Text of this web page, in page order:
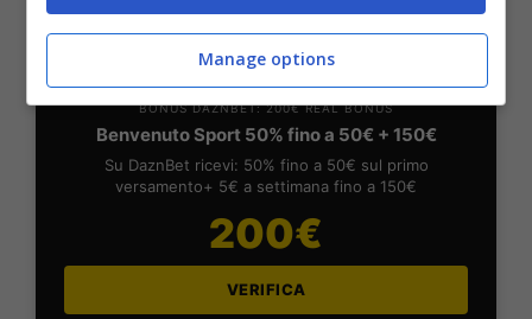
DAZNBet
BONUS DAZNBET: 200€ REAL BONUS
Benvenuto Sport 50% fino a 50€ + 150€
Su DaznBet ricevi: 50% fino a 50€ sul primo
versamento+ 5€ a settimana fino a 150€
200€
VERIFICA
Manage options